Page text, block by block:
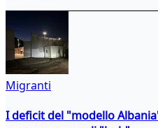
Migranti
I deficit del "modello